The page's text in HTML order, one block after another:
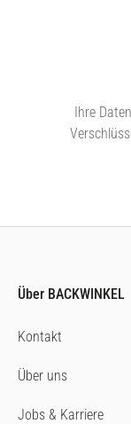
Ihre
Über BACKWINKEL
Kontakt
Über uns
Jobs & Karriere